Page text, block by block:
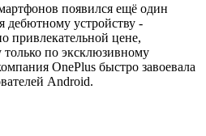
появился ещё один
дебютному устройству -
привлекательной цене,
только по эксклюзивному
OnePlus быстро завоевала
Android.